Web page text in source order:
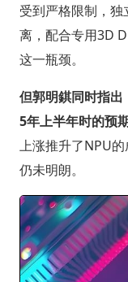
受到严格限制，
离，配合专用3D
这一瓶颈。
但郭明錤同时指
5年上半年时的预
上涨推升了NPU
仍未明朗。